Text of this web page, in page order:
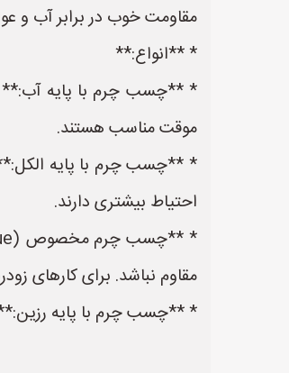
مقاومت خوب در برابر آب و
* **انواع:**
* **چسب چرم با پایه آب:**
موقت مناسب هستند.
* **چسب چرم با پایه
احتیاط بیشتری دارند.
مقاوم نباشد. برای کارهای
* **چسب چرم با پایه رزین:**